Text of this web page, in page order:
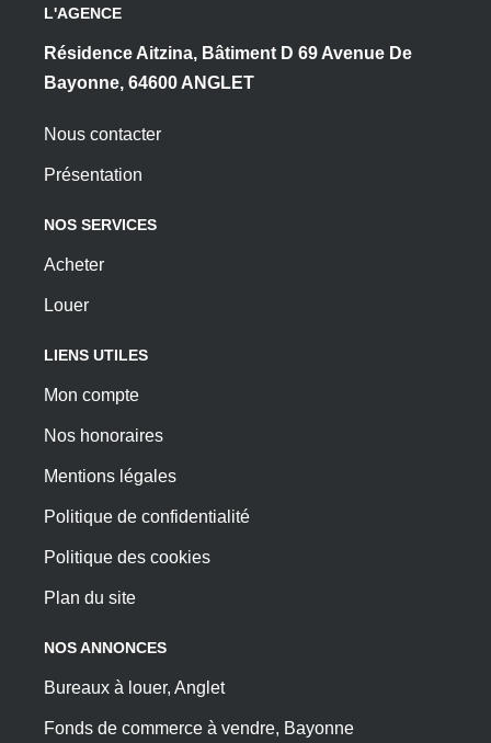
L'AGENCE
Résidence Aitzina, Bâtiment D 69 Avenue De
Bayonne, 64600 ANGLET
Nous contacter
Présentation
NOS SERVICES
Acheter
Louer
LIENS UTILES
Mon compte
Nos honoraires
Mentions légales
Politique de confidentialité
Politique des cookies
Plan du site
NOS ANNONCES
Bureaux à louer, Anglet
Fonds de commerce à vendre, Bayonne